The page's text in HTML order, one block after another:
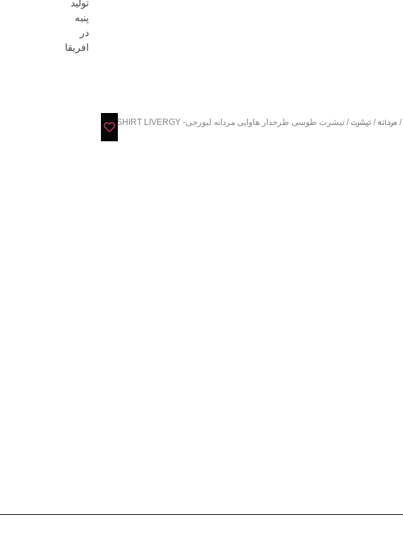
/ مردانه/ تیشرت/ تیشرت طوسی طرحدار هاوایی مردانه لیورجی- T-SHIRT LIVERGY
تولید
پنبه
در
افریقا